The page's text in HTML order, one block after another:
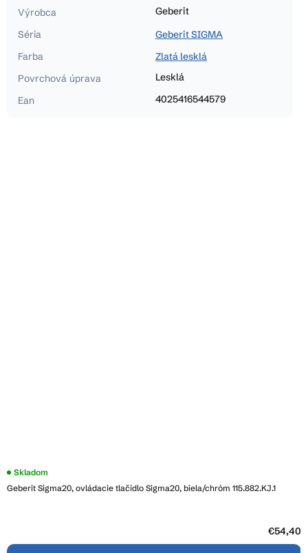
Výrobca
Geberit
Séria
Geberit SIGMA
Farba
Zlatá lesklá
Povrchová úprava
Lesklá
Ean
4025416544579
Geberit Sigma20, ovládacie tlačidlo Sigma20, biela/chróm 115.882.KJ.1
Priemerné
produktu
Skladom
€54,40